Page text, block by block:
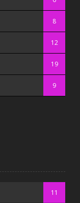
8
12
19
9
11